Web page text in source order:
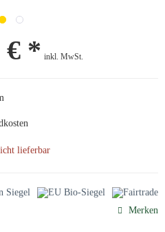
€ * inkl. MwSt.
lieferbar
Merken